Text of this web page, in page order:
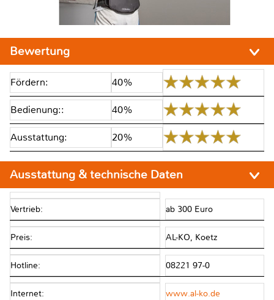
Bewertung
Fördern: 40%
Bedienung:: 40%
Ausstattung: 20%
Ausstattung & technische Daten
Vertrieb: ab 300 Euro
Preis: AL-KO, Koetz
Hotline: 08221 97-0
Internet: www.al-ko.de